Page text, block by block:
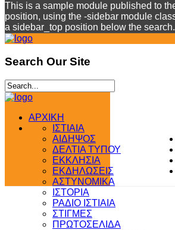
This is a sample module published to
position, using the -sidebar module
a sidebar_top position below the search.
Search Our Site
ΑΡΧΙΚΗ
ΙΣΤΙΑΙΑ
ΑΙΔΗΨΟΣ
ΔΕΛΤΙΑ ΤΥΠΟΥ
ΕΚΚΛΗΣΙΑ
ΕΚΔΗΛΩΣΕΙΣ
ΑΣΤΥΝΟΜΙΚΑ
ΙΣΤΟΡΙΑ
ΡΑΔΙΟ ΙΣΤΙΑΙΑ
ΣΤΙΓΜΕΣ
ΠΡΩΤΟΣΕΛΙΔΑ